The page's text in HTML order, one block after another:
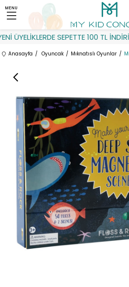
ÜYELİKLERDE SEPETTE 100 TL
MENU
Anasayfa Oyuncak Mıknatıslı Oyunlar